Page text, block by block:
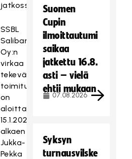
jatkossakin.
SSBL
Salibandy
Oy:n
virkaa
tekevänä
toimitusjohtajana
on
aloittanut
15.1.2026
alkaen
Jukka-
Pekka
Suomen
Cupin
ilmoittautumi
saikaa
jatkettu 16.8.
asti – vielä
ehtii mukaan
07.08.2026
Syksyn
turnausvilske